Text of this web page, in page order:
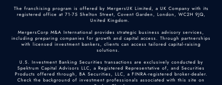
The franchising program is offered by MergersUK Limited, a UK Company with its
registered office at 71-75 Shelton Street, Covent Garden, London, WC2H 9JQ,
United Kingdom.
MergersCorp M&A International provides strategic business advisory services,
including preparing companies for growth and capital access. Through partnerships
with licensed investment bankers, clients can access tailored capital-raising
solutions.
U.S. Investment Banking Securities transactions are exclusively conducted by
Spektrum Capital Advisors LLC, a Registered Representative of, and Securities
Products offered through, BA Securities, LLC, a FINRA-registered broker-dealer.
Check the background of investment professionals associated with this site on